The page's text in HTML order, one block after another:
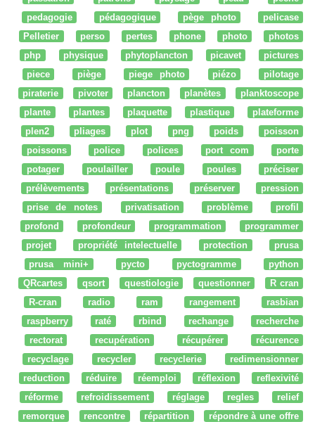
pedagogie
pédagogique pège photo
pelicase
Pelletier
perso pertes phone photo
photos
php
physique phytoplancton picavet
pictures
piece
piège piege photo piézo
pilotage
piraterie
pivoter plancton planètes
planktoscope
plante
plantes plaquette plastique
plateforme
plen2
pliages plot png poids
poisson
poissons
police polices port com
porte
potager
poulailler poule poules
préciser
prélèvements
présentations préserver
pression
prise de notes
privatisation problème
profil
profond
profondeur programmation
programmer
projet
propriété intelectuelle protection
prusa
prusa mini+
pycto pyctogramme
python
QRcartes
qsort questiologie questionner
R cran
R-cran
radio ram rangement
rasbian
raspberry
raté rbind rechange
recherche
rectorat
recupération récupérer
récurence
recyclage
recycler recyclerie
redimensionner
reduction
réduire réemploi réflexion
reflexivité
réforme
refroidissement réglage regles
relief
remorque
rencontre répartition
répondre à une offre